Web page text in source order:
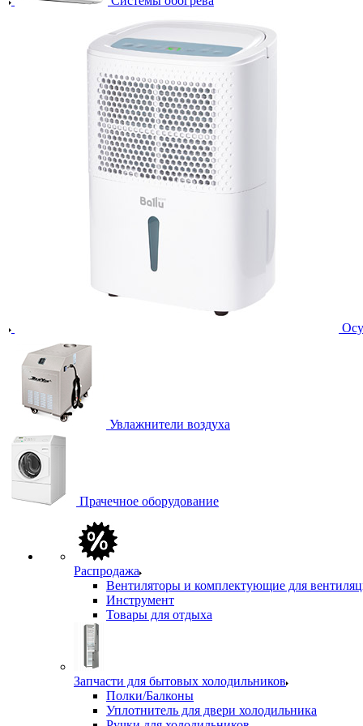
Увлажнители воздуха
Прачечное оборудование
Распродажа
Вентиляторы и комплектующие для
Инструмент
Товары для отдыха
Запчасти для бытовых холодильников
Полки/Балконы
Уплотнитель для двери холодильника